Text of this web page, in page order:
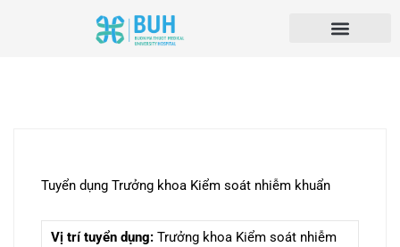
Tuyển dụng Trưởng khoa Kiểm soát nhiễm khuẩn
Vị trí tuyển dụng: Trưởng khoa Kiểm soát nhiễm